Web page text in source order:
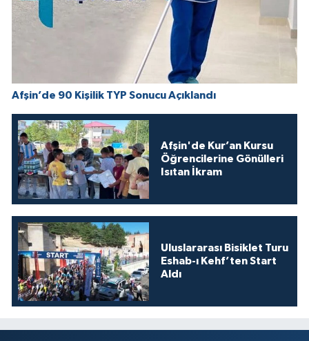
Afşin’de 90 Kişilik TYP Sonucu Açıklandı
Afşin'de Kur’an Kursu
Öğrencilerine Gönülleri
Isıtan İkram
Uluslararası Bisiklet Turu
Eshab-ı Kehf’ten Start
Aldı